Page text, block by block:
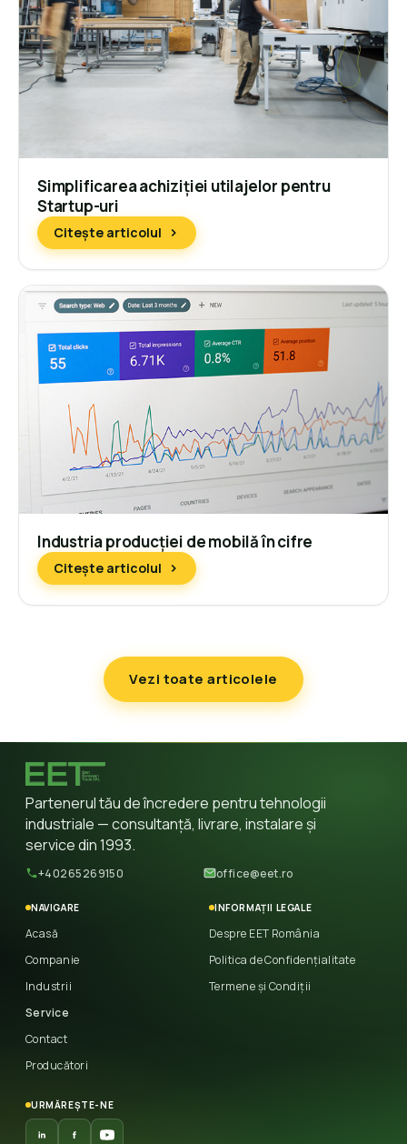
Simplificarea achiziției utilajelor pentru
Startup-uri
Citește articolul
Industria producției de mobilă în cifre
Citește articolul
Vezi toate articolele
Partenerul tău de încredere pentru tehnologii
industriale — consultanță, livrare, instalare și
service din 1993.
+40265269150 office@eet.ro
NAVIGARE
Acasă
Companie
Industrii
Service
Contact
Producători
INFORMAȚII LEGALE
Despre EET România
Politica de Confidențialitate
Termene și Condiții
URMĂREȘTE-NE